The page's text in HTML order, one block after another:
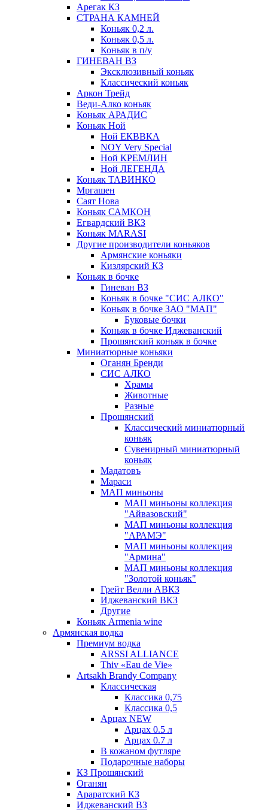
Арегак КЗ
СТРАНА КАМНЕЙ
Коньяк 0,2 л.
Коньяк 0,5 л.
Коньяк в п/у
ГИНЕВАН ВЗ
Эксклюзивный коньяк
Классический коньяк
Аркон Трейд
Веди-Алко коньяк
Коньяк АРАДИС
Коньяк Ной
Ной ЕКВВКА
NOY Very Special
Ной КРЕМЛИН
Ной ЛЕГЕНДА
Коньяк ТАВИНКО
Мргашен
Саят Нова
Коньяк САМКОН
Егвардский ВКЗ
Коньяк MARASI
Другие производители коньяков
Армянские коньяки
Кизлярский КЗ
Коньяк в бочке
Гиневан ВЗ
Коньяк в бочке "СИС АЛКО"
Коньяк в бочке ЗАО "МАП"
Буковые бочки
Коньяк в бочке Иджеванский
Прошянский коньяк в бочке
Миниатюрные коньяки
Оганян Бренди
СИС АЛКО
Храмы
Животные
Разные
Прошянский
Классический миниатюрный
коньяк
Сувенирный миниатюрный
коньяк
Мадатовъ
Мараси
МАП миньоны
МАП миньоны коллекция
"Айвазовский"
МАП миньоны коллекция
"АРАМЭ"
МАП миньоны коллекция
"Армина"
МАП миньоны коллекция
"Золотой коньяк"
Грейт Велли АВКЗ
Иджеванский ВКЗ
Другие
Коньяк Armenia wine
Армянская водка
Премиум водка
ARSSI ALLIANCE
Thiv «Eau de Vie»
Artsakh Brandy Company
Классическая
Классика 0,75
Классика 0,5
Арцах NEW
Арцах 0.5 л
Арцах 0.7 л
В кожаном футляре
Подарочные наборы
КЗ Прошянский
Оганян
Араратский КЗ
Иджеванский ВЗ